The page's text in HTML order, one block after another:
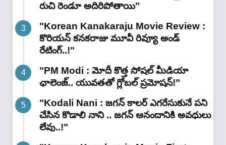
రుచి రెండూ అదిరిపోతాయి"
"Korean Kanakaraju Movie Review :
కొరియన్ కనకరాజు మూవీ రివ్యూ అండ్
రేటింగ్‌..!"
"PM Modi : మోదీ కొత్త సోషల్ మీడియా
ఛాలెంజ్.. యువతతో గ్లోబల్ ప్రమోషన్!"
"Kodali Nani : జగన్ కాలర్ ఎగరేసుకునే పని
చేసిన కొడాలి నాని .. జగన్ ఆనందానికి అవధులు
లేవు..!"